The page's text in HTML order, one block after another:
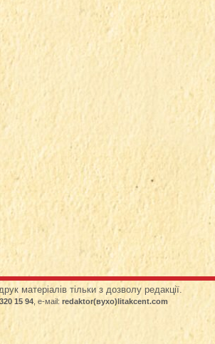
матеріалів тільки з дозволу редакції.
15 94 , е-маіl: redaktor(вухо)litakcent.com